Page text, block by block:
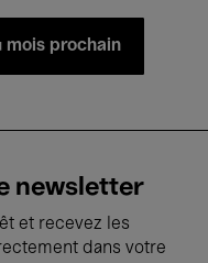
mois prochain
newsletter
et recevez les
dans votre